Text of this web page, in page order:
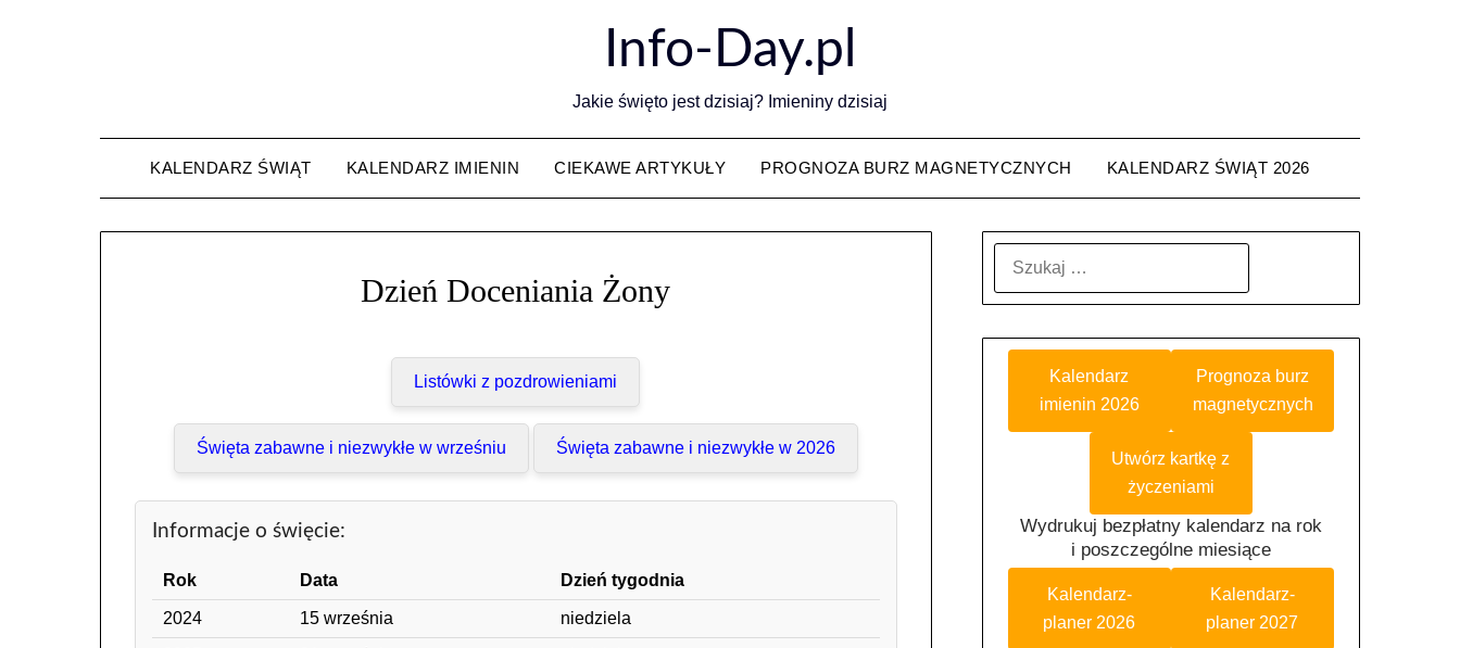
Info-Day.pl
Jakie święto jest dzisiaj? Imieniny dzisiaj
KALENDARZ ŚWIĄT KALENDARZ IMIENIN CIEKAWE ARTYKUŁY PROGNOZA BURZ MAGNETYCZNYCH KALENDARZ ŚWIĄT 2026
Dzień Doceniania Żony
Listówki z pozdrowieniami
Święta zabawne i niezwykłe w wrześniu Święta zabawne i niezwykłe w 2026
Informacje o święcie:
Rok Data Dzień tygodnia
2024 15 września niedziela
Kalendarz
imienin 2026
Prognoza burz
magnetycznych
Utwórz kartkę z
życzeniami
Wydrukuj bezpłatny kalendarz na rok
i poszczególne miesiące
Kalendarz-
planer 2026
Kalendarz-
planer 2027